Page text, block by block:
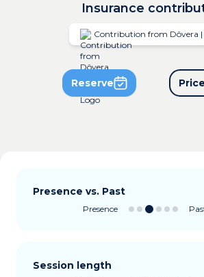
Insurance
Contribution from Dôvera |
Reserve
Presence vs. Past
Presence
Session length